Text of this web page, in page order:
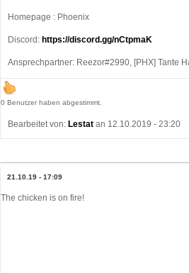
Homepage : Phoenix
Discord: https://discord.gg/nCtpmaK
Ansprechpartner: Reezor#2990, [PHX] Tante
0 Benutzer haben abgestimmt.
Bearbeitet von: Lestat an 12.10.2019 - 23:20
21.10.19 - 17:09
The chicken is on fire!